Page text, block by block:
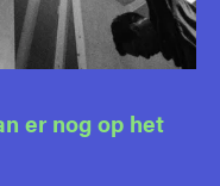
er nog op het